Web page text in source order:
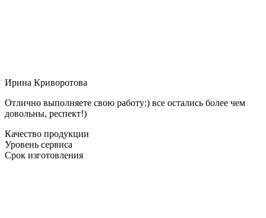
Ирина Криворотова
Отлично выполняете свою работу:) все остались более чем
довольны, респект!)
Качество продукции
Уровень сервиса
Срок изготовления